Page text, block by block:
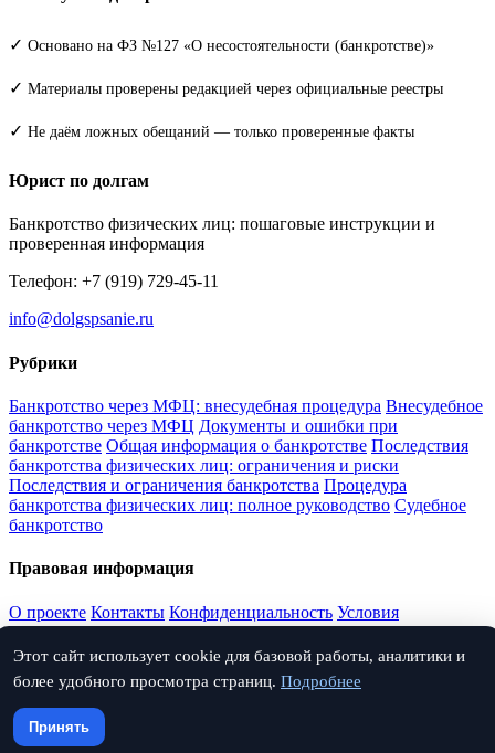
✓ Основано на ФЗ №127 «О несостоятельности (банкротстве)»
✓ Материалы проверены редакцией через официальные реестры
✓ Не даём ложных обещаний — только проверенные факты
Юрист по долгам
Банкротство физических лиц: пошаговые инструкции и
проверенная информация
Телефон: +7 (919) 729-45-11
info@dolgspsanie.ru
Рубрики
Банкротство через МФЦ: внесудебная процедура Внесудебное
банкротство через МФЦ Документы и ошибки при
банкротстве Общая информация о банкротстве Последствия
банкротства физических лиц: ограничения и риски
Последствия и ограничения банкротства Процедура
банкротства физических лиц: полное руководство Судебное
банкротство
Правовая информация
О проекте Контакты Конфиденциальность Условия
использования Дисклеймер
Соцсети
Поиск по архиву
Этот сайт использует cookie для базовой работы, аналитики и
более удобного просмотра страниц. Подробнее
Принять